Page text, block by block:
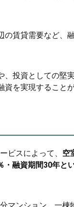
の賃貸需要など、
、投資としての堅
を実現すること
ビスによって、 空
・融資期間30年と